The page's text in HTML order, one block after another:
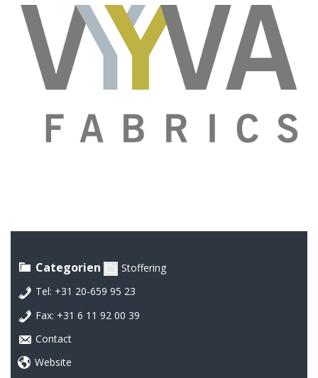
Categorien
Stoffering
Tel: +31 20-659 95 23
Fax: +31 6 11 92 00 39
Contact
Website